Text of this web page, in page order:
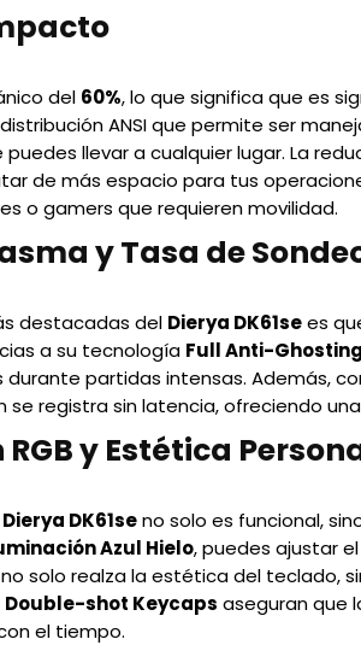
del 60%, lo que significa que es
ANSI que permite ser
llevar a cualquier lugar. La
de más espacio para tus
o gamers que requieren movilidad.
y Tasa de
destacadas del Dierya DK61sees
a su tecnología Full Anti-Ghosting
partidas intensas. Además,
registra sin latencia, ofreciendo
y Estética
Dierya DK61seno solo es funcional,
Azul Hielo, puedes ajustar
solo realza la estética del teclado,
Double-shot Keycaps aseguran que
el tiempo.